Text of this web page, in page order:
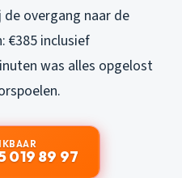
de overgang naar de
€385 inclusief
was alles opgelost
019 89 97